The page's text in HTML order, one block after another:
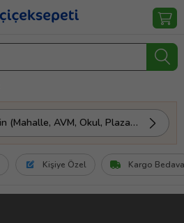
Gönderim Yeri Seçin (Mahalle, AVM, Okul, Plaza vs.)
Kişiye Özel Kargo Bedava